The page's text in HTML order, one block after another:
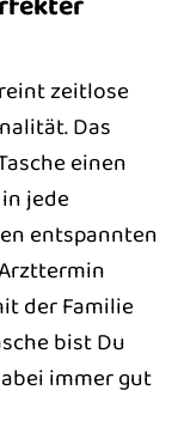
zeitlose
Das
einen
jede
entspannten
der Familie
bist Du
immer gut